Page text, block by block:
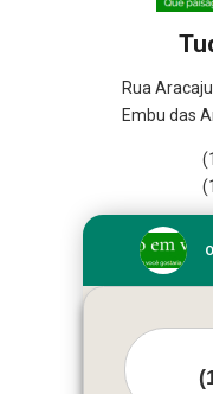
Rua
Embu das